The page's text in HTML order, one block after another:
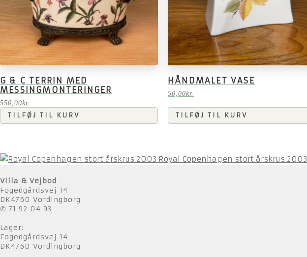
G & C TERRIN MED
MESSINGMONTERINGER
550,00kr.
TILFØJ TIL KURV
HÅNDMALET VASE
50,00kr.
TILFØJ TIL KURV
Royal Copenhagen stort årskrus 2003
Villa & Vejbod
Fogedgårdsvej 14
DK4760 Vordingborg
✆ 71 92 04 93
Lager:
Fogedgårdsvej 14
DK4760 Vordingborg